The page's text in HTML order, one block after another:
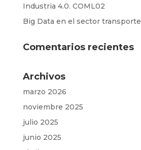
Industria 4.0. COML02
Big Data en el sector transporte
Comentarios recientes
Archivos
marzo 2026
noviembre 2025
julio 2025
junio 2025